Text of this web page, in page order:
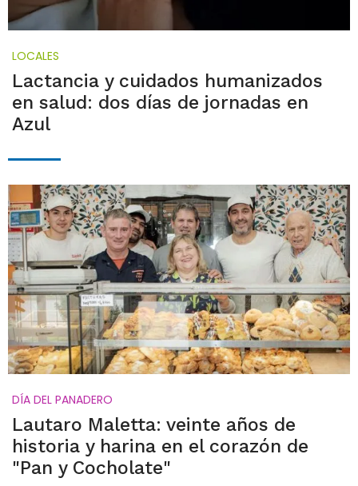
LOCALES
Lactancia y cuidados humanizados
en salud: dos días de jornadas en
Azul
DÍA DEL PANADERO
Lautaro Maletta: veinte años de
historia y harina en el corazón de
"Pan y Cocholate"